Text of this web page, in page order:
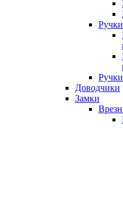
Доводчики
Замки